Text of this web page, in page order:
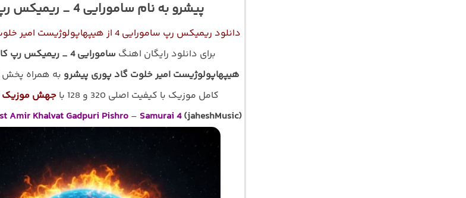
پیشرو به نام سامورایی 4 _ ریمیکس رپ کامل
دانلود ریمیکس رپ سامورایی 4 از هیپهاپولوژیست امیر خلوت گاد پوری پیشرو
برای دانلود رایگان اهنگ سامورایی 4 _ ریمیکس رپ کامل
هیپهاپولوژیست امیر خلوت گاد پوری پیشرو به همراه پخش
کامل موزیک با کیفیت اصلی 320 و 128 با
جهش موزیک
Amir Khalvat Gadpuri Pishro – Samurai 4(jaheshMusic)